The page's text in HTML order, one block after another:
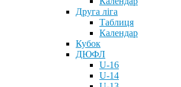
Друга ліга
Таблиця
Календар
Кубок
ДЮФЛ
U-16
U-14